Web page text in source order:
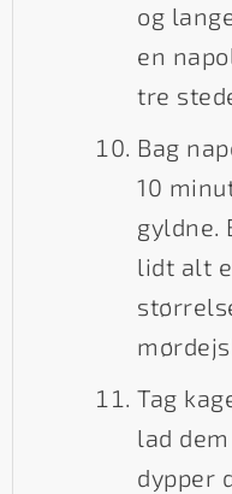
og
en
tre
Bag
10
gyldne.
lidt alt
Tag
lad
dypper